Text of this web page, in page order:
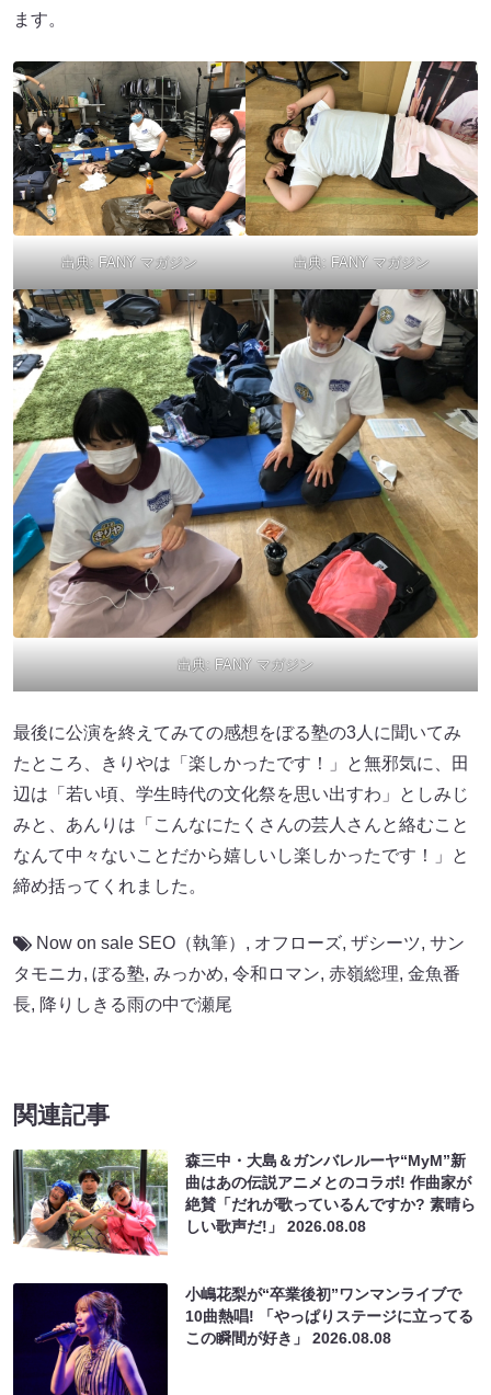
ます。
出典: FANY マガジン 出典: FANY マガジン
出典: FANY マガジン
最後に公演を終えてみての感想をぼる塾の3人に聞いてみ
たところ、きりやは「楽しかったです！」と無邪気に、田
辺は「若い頃、学生時代の文化祭を思い出すわ」としみじ
みと、あんりは「こんなにたくさんの芸人さんと絡むこと
なんて中々ないことだから嬉しいし楽しかったです！」と
締め括ってくれました。
Now on sale SEO（執筆） , オフローズ, ザシーツ, サン
タモニカ, ぼる塾, みっかめ, 令和ロマン, 赤嶺総理, 金魚番
長, 降りしきる雨の中で瀬尾
関連記事
森三中・大島＆ガンバレルーヤ“MyM”新
曲はあの伝説アニメとのコラボ! 作曲家が
絶賛「だれが歌っているんですか? 素晴ら
しい歌声だ!」2026.08.08
小嶋花梨が“卒業後初”ワンマンライブで
10曲熱唱! 「やっぱりステージに立ってる
この瞬間が好き」2026.08.08